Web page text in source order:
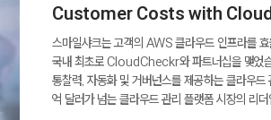
Customer Costs with
스마일샤크는 고객의 AWS 클라우드 인프라를
국내 최초로 CloudCheckr와 파트너십을 맺었
통찰력, 자동화 및 거버넌스를 제공하는 클라우
억 달러가 넘는 클라우드 관리 플랫폼 시장의 리더